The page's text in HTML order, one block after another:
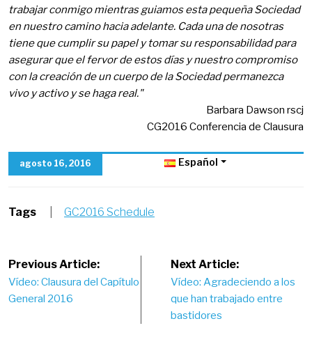
trabajar conmigo mientras guiamos esta pequeña Sociedad
en nuestro camino hacia adelante. Cada una de nosotras
tiene que cumplir su papel y tomar su responsabilidad para
asegurar que el fervor de estos días y nuestro compromiso
con la creación de un cuerpo de la Sociedad permanezca
vivo y activo y se haga real."
Barbara Dawson rscj
CG2016 Conferencia de Clausura
agosto 16, 2016 Español
Tags GC2016 Schedule
Post
navigation
Previous Article:
Vídeo: Clausura del Capítulo
General 2016
Next Article:
Vídeo: Agradeciendo a los
que han trabajado entre
bastidores